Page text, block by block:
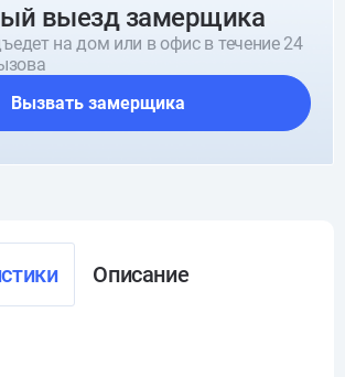
выезд замерщика
на дом или в офис в течение 24
Вызвать замерщика
Описание